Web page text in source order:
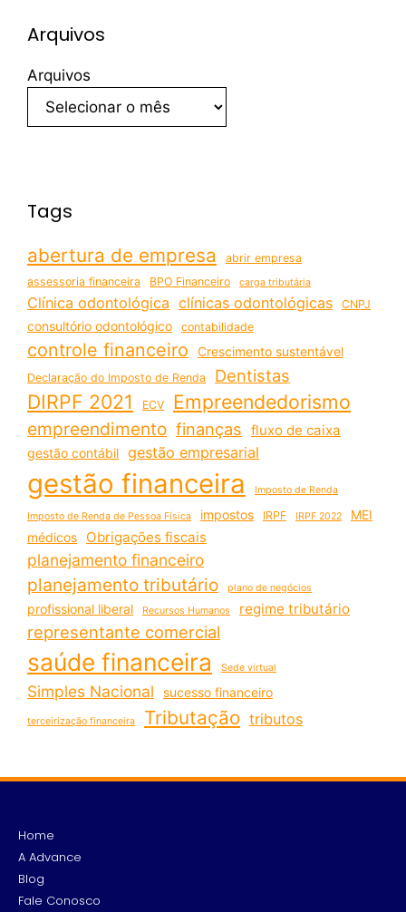
Arquivos
Arquivos
Tags
abertura de empresa
abrir empresa
assessoria financeira
BPO Financeiro carga tributária
Clínica odontológica clínicas odontológicas CNPJ
consultório odontológico contabilidade
controle financeiro Crescimento sustentável
Declaração do Imposto de Renda Dentistas
DIRPF 2021 ECV Empreendedorismo
empreendimento finanças fluxo de caixa
gestão contábil gestão empresarial
gestão financeira Imposto de Renda
Imposto de Renda de Pessoa Física impostos IRPF IRPF 2022
MEI
médicos
Obrigações fiscais
planejamento financeiro
planejamento tributário plano de negócios
profissional liberal Recursos Humanos regime tributário
representante comercial
saúde financeira Sede virtual
Simples Nacional sucesso financeiro
terceirização financeira Tributação tributos
Home
A Advance
Blog
Fale Conosco